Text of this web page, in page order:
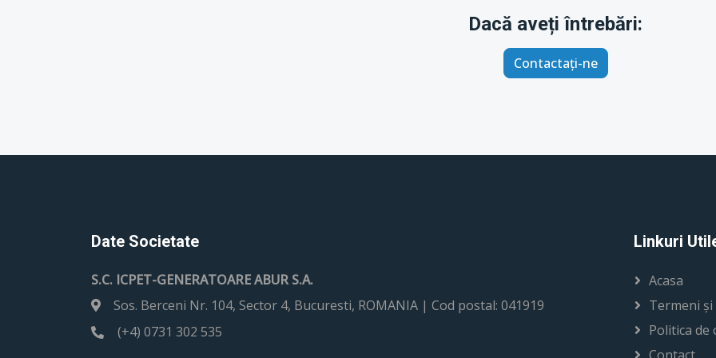
Dacă aveți întrebări:
Contactați-ne
Date Societate
S.C. ICPET-GENERATOARE ABUR S.A.
Sos. Berceni Nr. 104, Sector 4, Bucuresti, ROMANIA | Cod postal: 041919
(+4) 0731 302 535
Linkuri
Acasa
Termeni
Politica de